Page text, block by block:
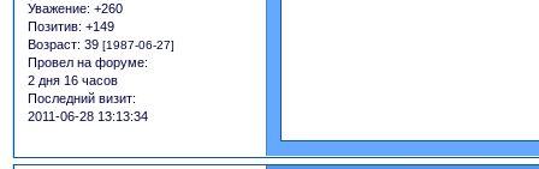
Уважение: +260
Позитив: +149
Возраст: 39 [1987-06-27]
Провел на форуме:
2 дня 16 часов
Последний визит:
2011-06-28 13:13:34